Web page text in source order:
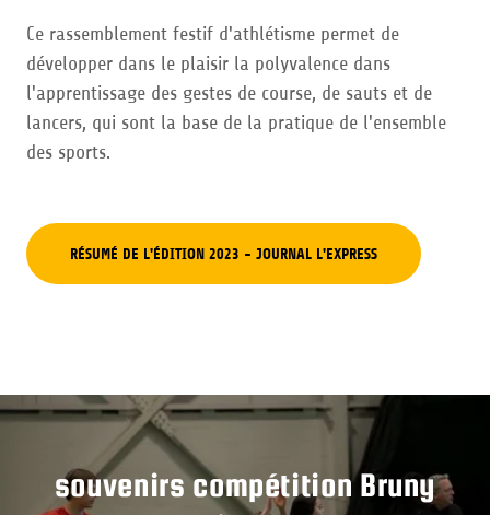
Ce rassemblement festif d'athlétisme permet de
développer dans le plaisir la polyvalence dans
l'apprentissage des gestes de course, de sauts et de
lancers, qui sont la base de la pratique de l'ensemble
des sports.
RÉSUMÉ DE L'ÉDITION 2023 - JOURNAL L'EXPRESS
souvenirs compétition Bruny